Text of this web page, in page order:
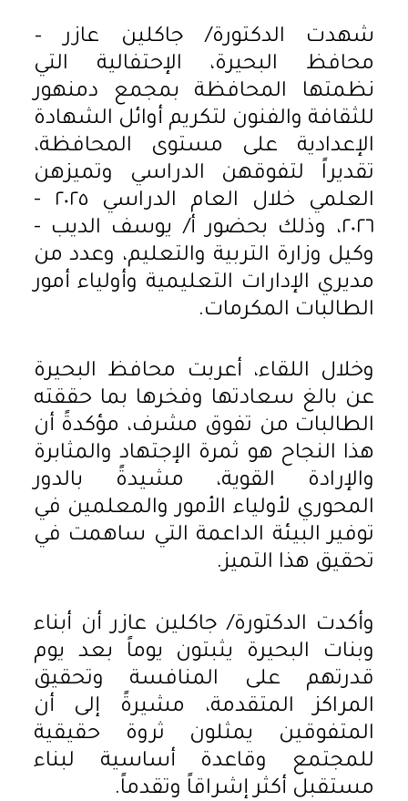
شهدت الدكتورة/ جاكلين عازر –
محافظ البحيرة، الإحتفالية التي
نظمتها المحافظة بمجمع دمنهور
للثقافة والفنون لتكريم أوائل الشهادة
الإعدادية على مستوى المحافظة،
تقديراً لتفوقهن الدراسي وتميزهن
العلمي خلال العام الدراسي ٢٠٢٥ -
٢٠٢٦، وذلك بحضور أ/ يوسف الديب -
وكيل وزارة التربية والتعليم، وعدد من
مديري الإدارات التعليمية وأولياء أمور
الطالبات المكرمات.
وخلال اللقاء، أعربت محافظ البحيرة
عن بالغ سعادتها وفخرها بما حققته
الطالبات من تفوق مشرف، مؤكدةً أن
هذا النجاح هو ثمرة الإجتهاد والمثابرة
والإرادة القوية، مشيدةً بالدور
المحوري لأولياء الأمور والمعلمين في
توفير البيئة الداعمة التي ساهمت في
تحقيق هذا التميز.
وأكدت الدكتورة/ جاكلين عازر أن أبناء
وبنات البحيرة يثبتون يوماً بعد يوم
قدرتهم على المنافسة وتحقيق
المراكز المتقدمة، مشيرةً إلى أن
المتفوقين يمثلون ثروة حقيقية
للمجتمع وقاعدة أساسية لبناء
مستقبل أكثر إشراقاً وتقدماً.